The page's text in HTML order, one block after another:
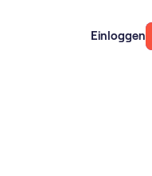
Einloggen